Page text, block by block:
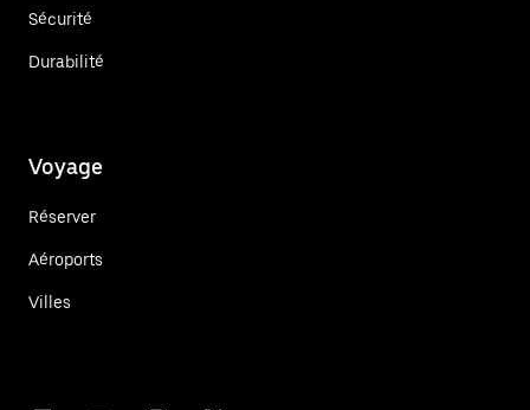
Sécurité
Durabilité
Voyage
Réserver
Aéroports
Villes